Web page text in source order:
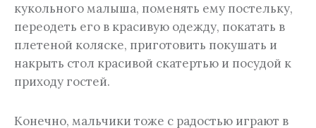
кукольного малыша, поменять ему постельку,
переодеть его в красивую одежду, покатать в
плетеной коляске, приготовить покушать и
накрыть стол красивой скатертью и посудой к
приходу гостей.
Конечно, мальчики тоже с радостью играют в